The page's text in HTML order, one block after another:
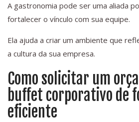
A gastronomia pode ser uma aliada
fortalecer o vínculo com sua equipe.
Ela ajuda a criar um ambiente que
a cultura da sua empresa.
Como solicitar um
buffet corporativo de
eficiente